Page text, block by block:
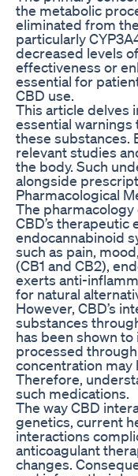
the metabolic
eliminated from
particularly
decreased levels
effectiveness or
essential for
CBD use.
This article delves
essential
these substances.
relevant studies
the body. Such
alongside
Pharmacological
The pharmacology
CBD’s
endocannabinoid
such as pain,
(CB1 and CB2),
exerts anti-
for natural
However, CBD’s
substances
has been shown
processed
concentration may
Therefore,
such medications.
The way CBD
genetics, current
interactions
anticoagulant
changes.